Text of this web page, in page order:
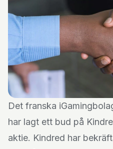
Det franska
har lagt ett bud på
aktie. Kindred har